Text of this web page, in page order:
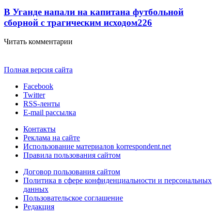
В Уганде напали на капитана футбольной
сборной с трагическим исходом226
Читать комментарии
Полная версия сайта
Facebook
Twitter
RSS-ленты
E-mail рассылка
Контакты
Реклама на сайте
Использование материалов korrespondent.net
Правила пользования сайтом
Договор пользования сайтом
Политика в сфере конфиденциальности и персональных
данных
Пользовательское соглашение
Редакция